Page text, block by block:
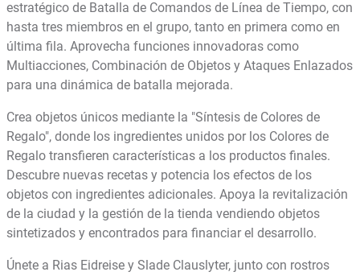
estratégico de Batalla de Comandos de Línea de Tiempo, con
hasta tres miembros en el grupo, tanto en primera como en
última fila. Aprovecha funciones innovadoras como
Multiacciones, Combinación de Objetos y Ataques Enlazados
para una dinámica de batalla mejorada.
Crea objetos únicos mediante la "Síntesis de Colores de
Regalo", donde los ingredientes unidos por los Colores de
Regalo transfieren características a los productos finales.
Descubre nuevas recetas y potencia los efectos de los
objetos con ingredientes adicionales. Apoya la revitalización
de la ciudad y la gestión de la tienda vendiendo objetos
sintetizados y encontrados para financiar el desarrollo.
Únete a Rias Eidreise y Slade Clauslyter, junto con rostros